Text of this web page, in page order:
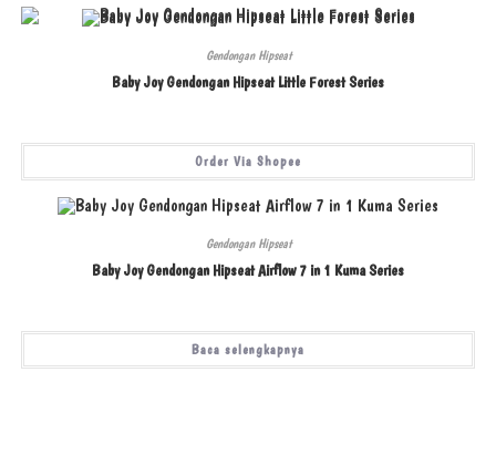
Gendongan Hipseat
Baby Joy Gendongan Hipseat Little Forest Series
Order Via Shopee
Gendongan Hipseat
Baby Joy Gendongan Hipseat Airflow 7 in 1 Kuma Series
Baca selengkapnya